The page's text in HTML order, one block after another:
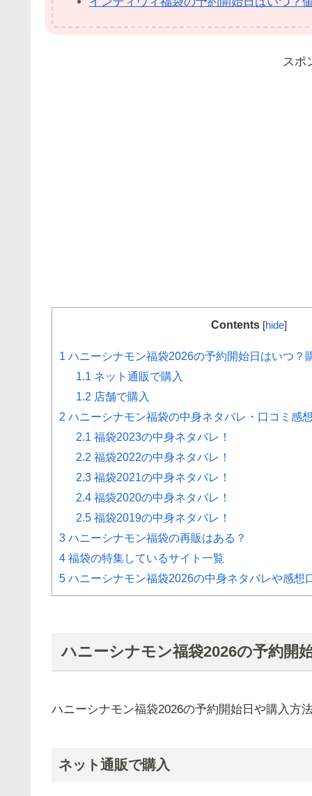
スポ
Contents [hide]
1 ハニーシナモン福袋2026の予約開始日はいつ？
1.1 ネット通販で購入
1.2 店舗で購入
2 ハニーシナモン福袋の中身ネタバレ・口コミ感
2.1 福袋2023の中身ネタバレ！
2.2 福袋2022の中身ネタバレ！
2.3 福袋2021の中身ネタバレ！
2.4 福袋2020の中身ネタバレ！
2.5 福袋2019の中身ネタバレ！
3 ハニーシナモン福袋の再販はある？
4 福袋の特集しているサイト一覧
5 ハニーシナモン福袋2026の中身ネタバレや感想
ハニーシナモン福袋2026の予約開
ハニーシナモン福袋2026の予約開始日や購入方
ネット通販で購入